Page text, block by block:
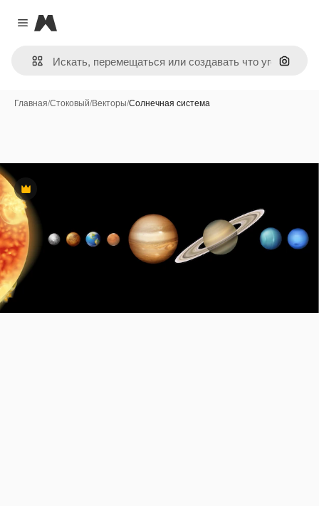
Close menu
Magnific
Поиск
Главная/Стоковый/Векторы/Солнечная система
Премиум